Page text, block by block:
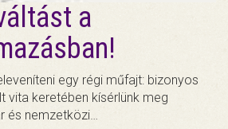
a
egy régi műfajt: bizonyos
vita keretében kísérlünk meg
és nemzetközi…